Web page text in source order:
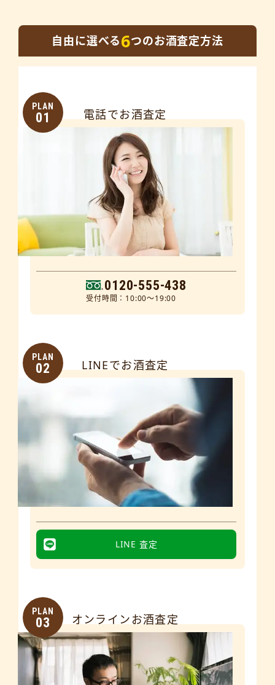
自由に選べる6つのお酒査定方法
PLAN
01 電話でお酒査定
0120-555-438
受付時間：10:00～19:00
PLAN
02 LINEでお酒査定
LINE 査定
PLAN
03 オンラインお酒査定